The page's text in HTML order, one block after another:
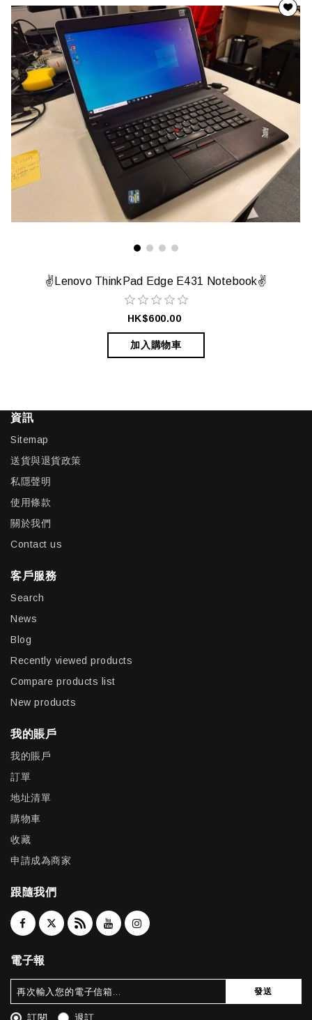
✌️Lenovo ThinkPad Edge E431 Notebook✌️
HK$600.00
加入購物車
資訊
Sitemap
送貨與退貨政策
私隱聲明
使用條款
關於我們
Contact us
客戶服務
Search
News
Blog
Recently viewed products
Compare products list
New products
我的賬戶
我的賬戶
訂單
地址清單
購物車
收藏
申請成為商家
跟隨我們
電子報
發送